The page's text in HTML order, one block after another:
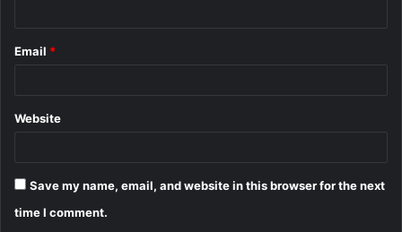
Email *
Website
Save my name, email, and website in this browser for the next
time I comment.